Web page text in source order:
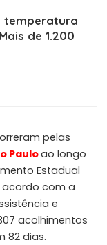
temperatura
de 1.200
pelas
Pauloao longo
Estadual
acordo com a
e
acolhimentos
82 dias.